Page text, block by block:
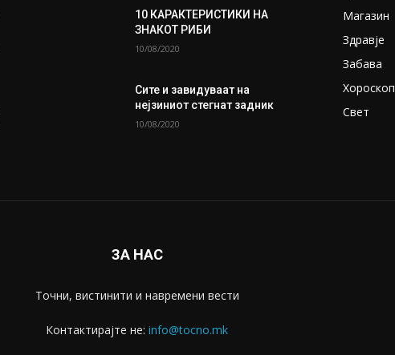
10 КАРАКТЕРИСТИКИ НА
ЗНАКОТ РИБИ
10/08/2020
Сите и завидуваат на
нејзиниот стегнат задник
10/08/2020
Магазин
Здравје
Забава
Хороскоп
Свет
ЗА НАС
Точни, вистинити и навремени вести
Контактирајте не: info@tocno.mk